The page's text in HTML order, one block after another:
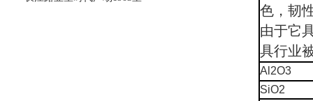
色，韧
由于它
具行业
Al2O3
SiO2